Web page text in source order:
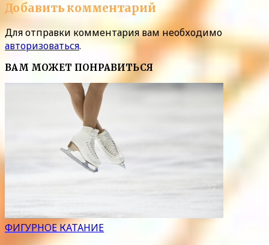
Добавить комментарий
Для отправки комментария вам необходимо
авторизоваться.
ВАМ МОЖЕТ ПОНРАВИТЬСЯ
ФИГУРНОЕ КАТАНИЕ